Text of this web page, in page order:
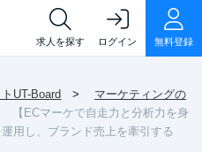
求人を探す ログイン 無料登録
UT-Board
マーケティングの
【ECマーケで自走力と分析力を身
用し、ブランド売上を牽引する